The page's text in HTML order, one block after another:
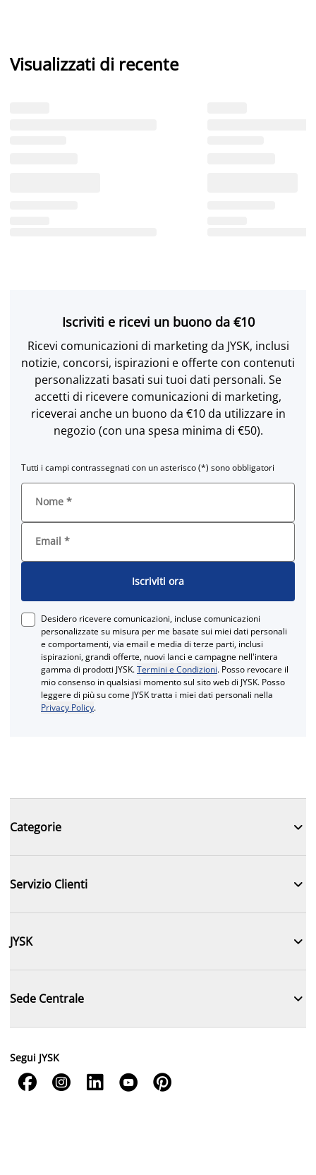
Visualizzati di recente
Iscriviti e ricevi un buono da €10
Ricevi comunicazioni di marketing da JYSK, inclusi
notizie, concorsi, ispirazioni e offerte con contenuti
personalizzati basati sui tuoi dati personali. Se
accetti di ricevere comunicazioni di marketing,
riceverai anche un buono da €10 da utilizzare in
negozio (con una spesa minima di €50).
Tutti i campi contrassegnati con un asterisco (*) sono obbligatori
Nome *
Email *
Iscriviti ora
Desidero ricevere comunicazioni, incluse comunicazioni
personalizzate su misura per me basate sui miei dati personali
e comportamenti, via email e media di terze parti, inclusi
ispirazioni, grandi offerte, nuovi lanci e campagne nell'intera
gamma di prodotti JYSK.Termini e Condizioni. Posso revocare il
mio consenso in qualsiasi momento sul sito web di JYSK. Posso
leggere di più su come JYSK tratta i miei dati personali nella
Privacy Policy.
Categorie 
Servizio Clienti 
JYSK 
Sede Centrale 
Segui JYSK
    